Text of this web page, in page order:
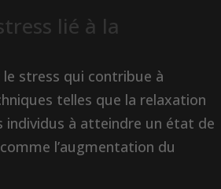
lié à la
stress qui contribue à
telles que la relaxation
individus à atteindre un état de
l’augmentation du